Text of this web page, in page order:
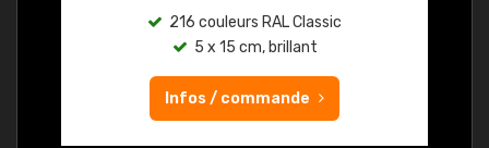
216 couleurs RAL Classic
5 x 15 cm, brillant
Infos / commande